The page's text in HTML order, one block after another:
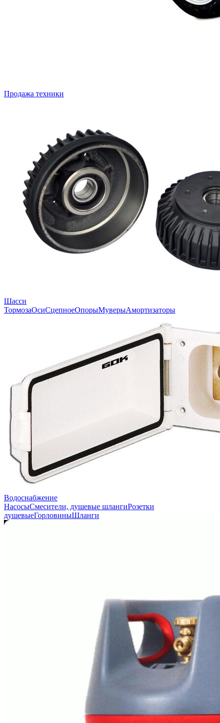
Продажа техники
Шасси
ТормозаОсиСцепноеОпорыМуверыАмортизаторы
Водоснабжение
НасосыСмесители, душевые шлангиРозетки
душевыеГорловиныШланги